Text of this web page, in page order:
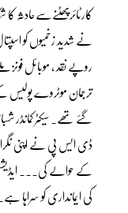
کارٹائرپھٹنےسےحادثہ
نے شدید زخمیوں کو
روپے نقد ، موبائل فونز
ترجمان موٹروے پولیس
گئے تھے۔ سیکٹر کمانڈر
ڈی ایس پی نے اپنی
کے حوالے کی۔۔۔
کی ایمانداری کو سراہا